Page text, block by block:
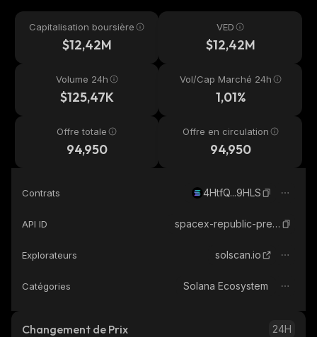
Capitalisation boursière
$12,42M
VED
$12,42M
Volume 24h
$125,47K
Vol/Cap Marché 24h
1,01%
Offre totale
94,950
Offre en circulation
94,950
Contrats 4HtfQ...9HLS
API ID spacex-republic-pre-ipo
Explorateurs solscan.io
Catégories Solana Ecosystem
Changement de Prix 24H